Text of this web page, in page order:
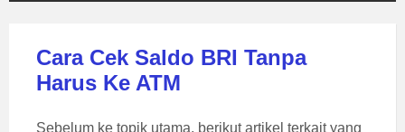
Cara Cek Saldo BRI Tanpa
Harus Ke ATM
Sebelum ke topik utama, berikut artikel terkait yang